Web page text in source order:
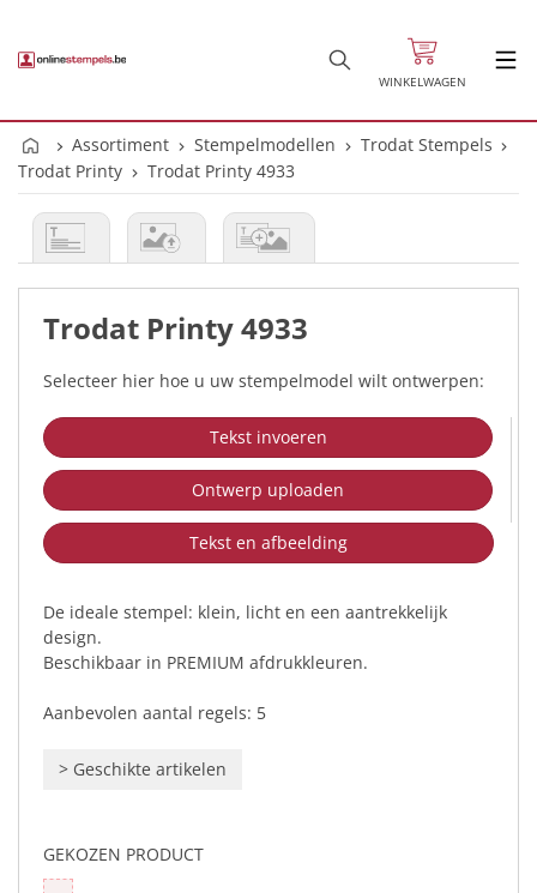
WINKELWAGEN
Assortiment Stempelmodellen
Trodat Stempels
Trodat Printy
Trodat Printy 4933
Trodat Printy 4933
Selecteer hier hoe u uw stempelmodel wilt ontwerpen:
Tekst invoeren
Ontwerp uploaden
Tekst en afbeelding
De ideale stempel: klein, licht en een aantrekkelijk
design.
Beschikbaar in PREMIUM afdrukkleuren.
Aanbevolen aantal regels: 5
> Geschikte artikelen
GEKOZEN PRODUCT